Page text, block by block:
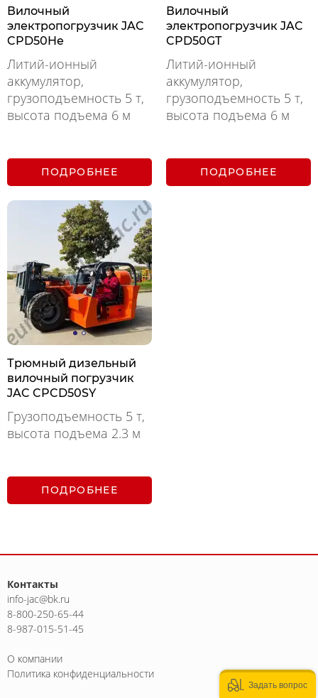
Вилочный
электропогрузчик JAC
CPD50He
Литий-ионный
аккумулятор,
грузоподъемность 5 т,
высота подъема 6 м
ПОДРОБНЕЕ
Вилочный
электропогрузчик JAC
CPD50GT
Литий-ионный
аккумулятор,
грузоподъемность 5 т,
высота подъема 6 м
ПОДРОБНЕЕ
Трюмный дизельный
вилочный погрузчик
JAC CPCD50SY
Грузоподъемность 5 т,
высота подъема 2.3 м
ПОДРОБНЕЕ
Контакты
info-jac@bk.ru
8-800-250-65-44
8-987-015-51-45
О компании
Политика конфиденциальности
Задать вопрос